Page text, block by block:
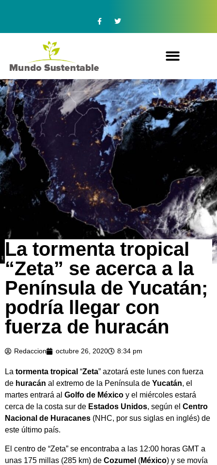
La tormenta tropical
“Zeta” se acerca a la
Península de Yucatán;
podría llegar con
fuerza de huracán
Redaccion octubre 26, 2020 8:34 pm
La tormenta tropical “Zeta” azotará este lunes con fuerza
de huracán al extremo de la Península de Yucatán, el
martes entrará al Golfo de México y el miércoles estará
cerca de la costa sur de Estados Unidos, según el Centro
Nacional de Huracanes (NHC, por sus siglas en inglés) de
este último país.
El centro de “Zeta” se encontraba a las 12:00 horas GMT a
unas 175 millas (285 km) de Cozumel (México) y se movía